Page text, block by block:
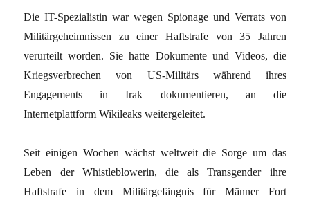
Die IT-Spezialistin war wegen Spionage und Verrats von
Militärgeheimnissen zu einer Haftstrafe von 35 Jahren
verurteilt worden. Sie hatte Dokumente und Videos, die
Kriegsverbrechen von US-Militärs während ihres
Engagements in Irak dokumentieren, an die
Internetplattform Wikileaks weitergeleitet.
Seit einigen Wochen wächst weltweit die Sorge um das
Leben der Whistleblowerin, die als Transgender ihre
Haftstrafe in dem Militärgefängnis für Männer Fort